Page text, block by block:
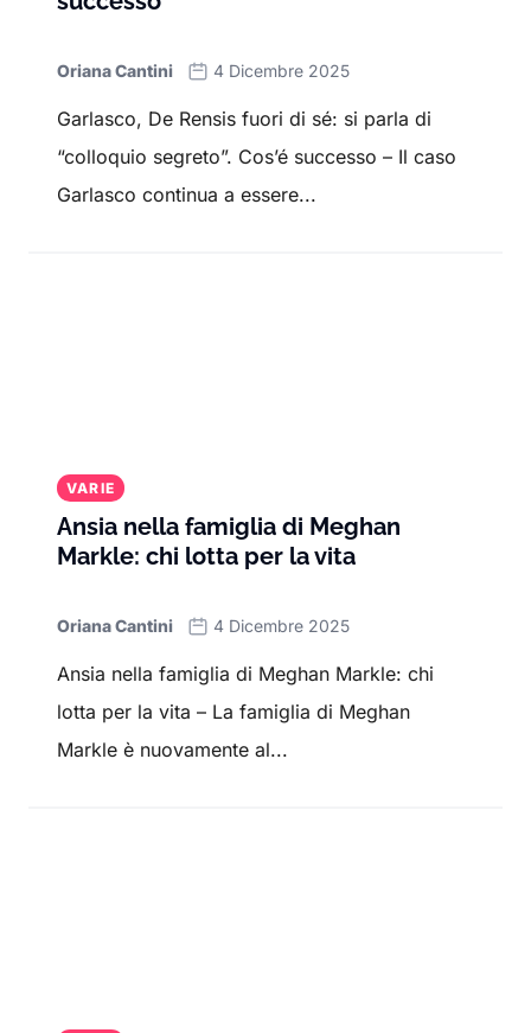
Oriana Cantini 4 Dicembre 2025
Garlasco, De Rensis fuori di sé: si parla di
“colloquio segreto”. Cos’é successo – Il caso
Garlasco continua a essere...
VARIE
Ansia nella famiglia di Meghan
Markle: chi lotta per la vita
Oriana Cantini 4 Dicembre 2025
Ansia nella famiglia di Meghan Markle: chi
lotta per la vita – La famiglia di Meghan
Markle è nuovamente al...